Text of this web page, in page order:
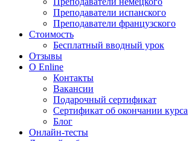
Преподаватели испанского
Преподаватели французского
Стоимость
Бесплатный вводный урок
Отзывы
О Enline
Контакты
Вакансии
Подарочный сертификат
Сертификат об окончании курса
Блог
Онлайн-тесты